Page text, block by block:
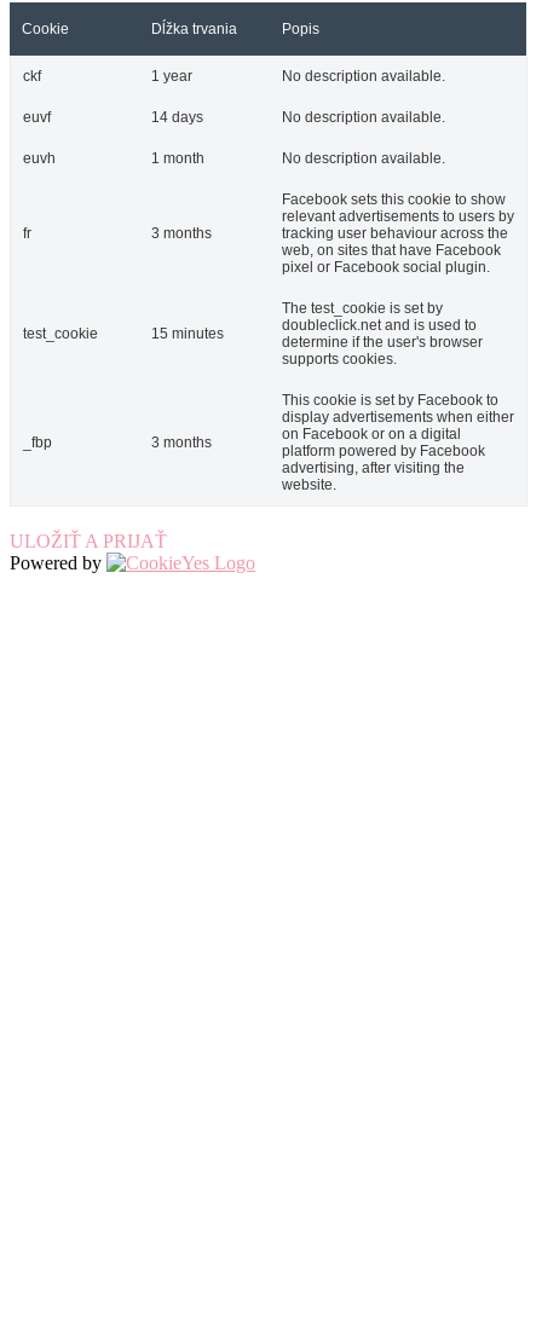
Cookie Dĺžka trvania Popis
ckf 1 year No description available.
euvf 14 days No description available.
euvh 1 month No description available.
fr 3 months
Facebook sets this cookie to show
relevant advertisements to users by
tracking user behaviour across the
web, on sites that have Facebook
pixel or Facebook social plugin.
test_cookie 15 minutes
The test_cookie is set by
doubleclick.net and is used to
determine if the user's browser
supports cookies.
_fbp 3 months
This cookie is set by Facebook to
display advertisements when either
on Facebook or on a digital
platform powered by Facebook
advertising, after visiting the
website.
ULOŽIŤ A PRIJAŤ
Powered by